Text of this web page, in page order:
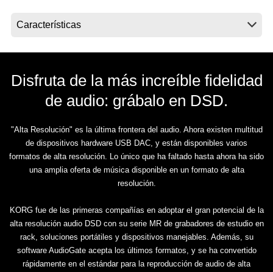
Acerca de KORG
Disfruta de la más increíble fidelidad
de audio: grábalo en DSD.
"Alta Resolución" es la última frontera del audio. Ahora existen multitud
de dispositivos hardware USB DAC, y están disponibles varios
formatos de alta resolución. Lo único que ha faltado hasta ahora ha sido
una amplia oferta de música disponible en un formato de alta
resolución.
KORG fue de las primeras compañías en adoptar el gran potencial de la
alta resolución audio DSD con su serie MR de grabadores de estudio en
rack, soluciones portátiles y dispositivos manejables. Además, su
software AudioGate acepta los últimos formatos, y se ha convertido
rápidamente en el estándar para la reproducción de audio de alta